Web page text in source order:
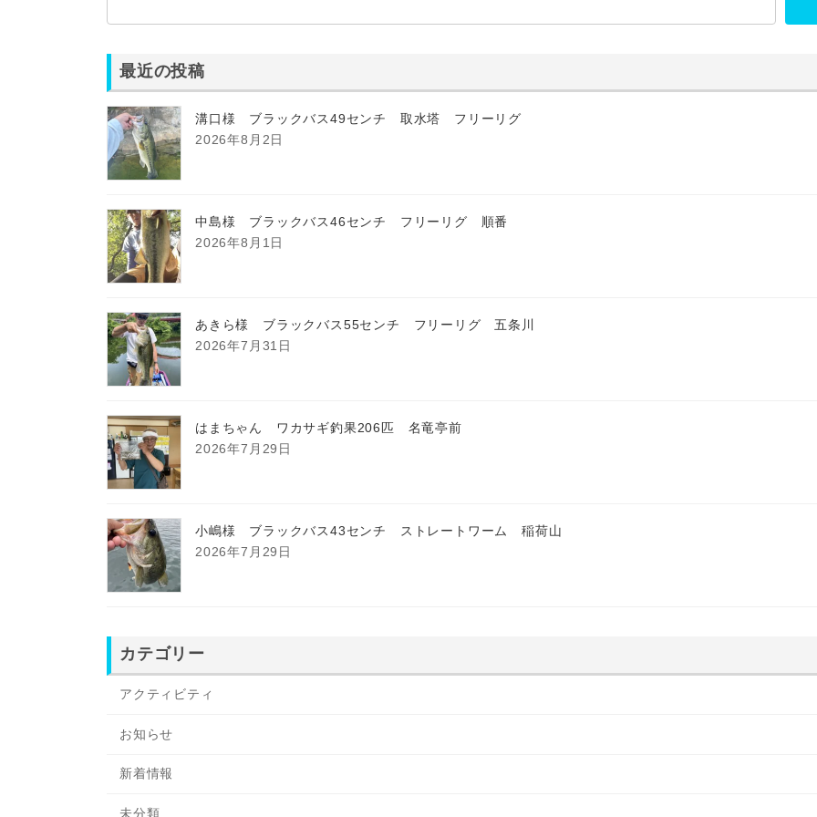
最近の投稿
溝口様 ブラックバス49センチ 取水塔 フリーリグ
2026年8月2日
中島様 ブラックバス46センチ フリーリグ 順番
2026年8月1日
あきら様 ブラックバス55センチ フリーリグ 五条川
2026年7月31日
はまちゃん ワカサギ釣果206匹 名竜亭前
2026年7月29日
小嶋様 ブラックバス43センチ ストレートワーム 稲荷山
2026年7月29日
カテゴリー
アクティビティ
お知らせ
新着情報
未分類